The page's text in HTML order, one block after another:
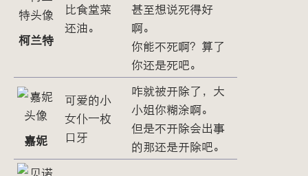
柯兰特
比食堂菜
还油。
甚至想说死得好
啊。
你能不死啊？算了
你还是死吧。
嘉妮
可爱的小
女仆一枚
口牙
咋就被开除了，大
小姐你糊涂啊。
但是不开除会出事
的那还是开除吧。